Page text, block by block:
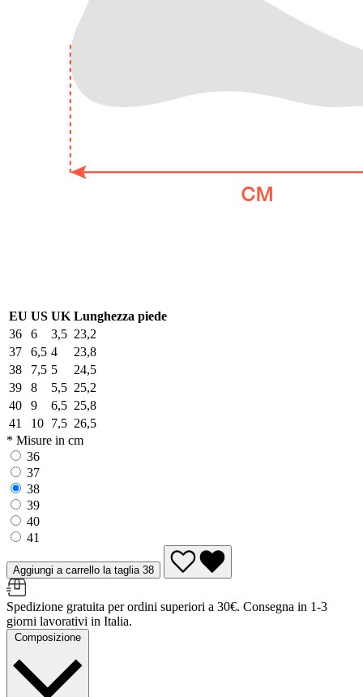
EU US UK Lunghezza piede
36
6 3,5 23,2
37
6,5 4
23,8
38
7,5 5
24,5
39
8 5,5 25,2
40
9 6,5 25,8
41
10 7,5 26,5
* Misure in cm
36
37
38
39
40
41
Aggiungi a carrello la taglia 38
Spedizione gratuita per ordini superiori a 30€. Consegna in 1-3
giorni lavorativi in Italia.
Composizione